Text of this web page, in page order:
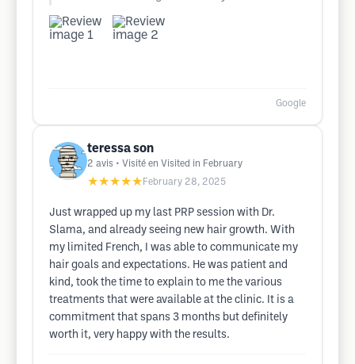
Google
teressa son
2 avis • Visité en Visited in February
★★★★★ February 28, 2025
Just wrapped up my last PRP session with Dr.
Slama, and already seeing new hair growth. With
my limited French, I was able to communicate my
hair goals and expectations. He was patient and
kind, took the time to explain to me the various
treatments that were available at the clinic. It is a
commitment that spans 3 months but definitely
worth it, very happy with the results.